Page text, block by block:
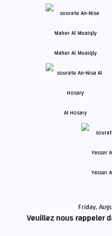
Maher Al Muaiqly
Al Hosary
Yasser
Friday,
Veuillez nous rappeler